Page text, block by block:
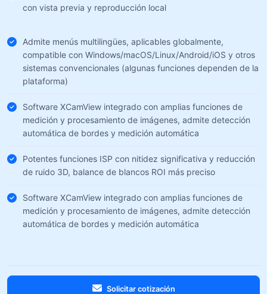
con vista previa y reproducción local
Admite menús multilingües, aplicables globalmente,
compatible con Windows/macOS/Linux/Android/iOS y otros
sistemas convencionales (algunas funciones dependen de la
plataforma)
Software XCamView integrado con amplias funciones de
medición y procesamiento de imágenes, admite detección
automática de bordes y medición automática
Potentes funciones ISP con nitidez significativa y reducción
de ruido 3D, balance de blancos ROI más preciso
Software XCamView integrado con amplias funciones de
medición y procesamiento de imágenes, admite detección
automática de bordes y medición automática
Solicitar cotización